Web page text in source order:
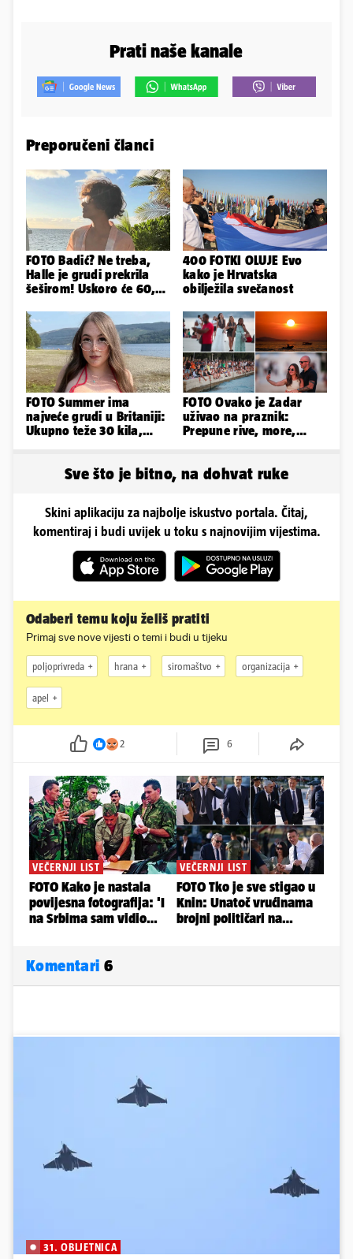
Prati naše kanale
Preporučeni članci
FOTO Badić? Ne treba,
Halle je grudi prekrila
šeširom! Uskoro će 60,
400 FOTKI OLUJE Evo
kako je Hrvatska
obilježila svečanost
FOTO Summer ima
najveće grudi u Britaniji:
Ukupno teže 30 kila,
FOTO Ovako je Zadar
uživao na praznik:
Prepune rive, more,
Sve što je bitno, na dohvat ruke
Skini aplikaciju za najbolje iskustvo portala. Čitaj,
komentiraj i budi uvijek u toku s najnovijim vijestima.
Odaberi temu koju želiš pratiti
Primaj sve nove vijesti o temi i budi u tijeku
poljoprivreda hrana siromaštvo organizacija
apel
2 6
Komentari 6
31. OBLJETNICA